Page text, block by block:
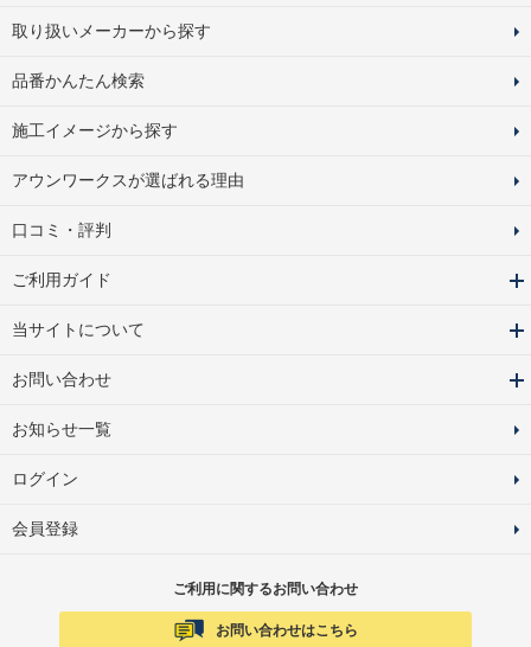
取り扱いメーカーから探す
品番かんたん検索
施工イメージから探す
アウンワークスが選ばれる理由
口コミ・評判
ご利用ガイド
当サイトについて
お問い合わせ
お知らせ一覧
ログイン
会員登録
ご利用に関するお問い合わせ
お問い合わせはこちら